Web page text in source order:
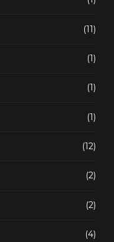
(11)
(1)
(1)
(1)
(12)
(2)
(2)
(4)